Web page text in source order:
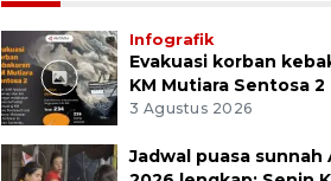
Infografik
Evakuasi korban
KM Mutiara Sentosa 2
3 Agustus 2026
Jadwal puasa sunnah